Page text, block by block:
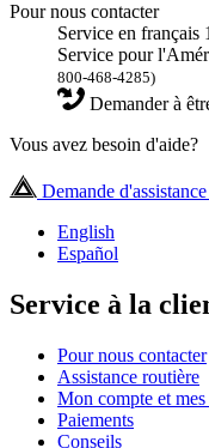
Pour nous contacter
Service en français
Service pour
800-468-4285)
Demander à
Vous avez besoin d'aide?
Demande
English
Español
Service à la
Pour nous contacter
Assistance routière
Mon compte et
Paiements
Conseils